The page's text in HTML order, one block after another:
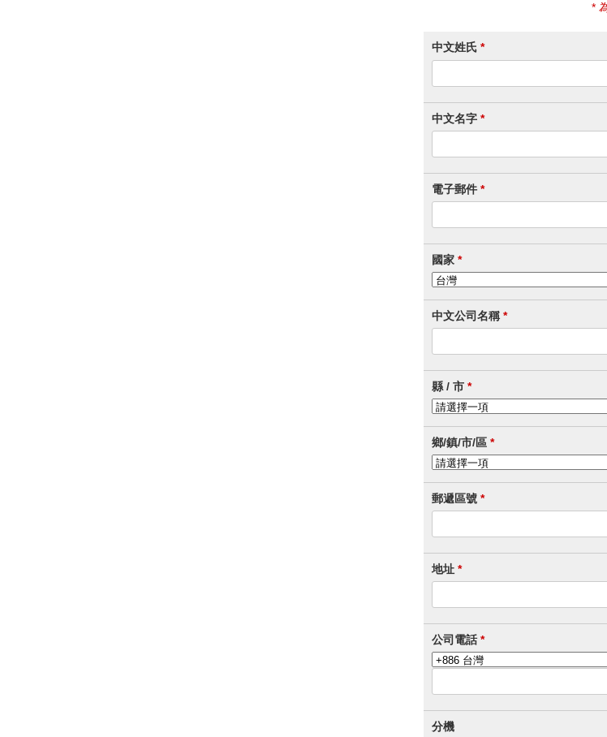
*
中文姓氏 *
中文名字 *
電子郵件 *
國家 *
中文公司名稱 *
縣 / 市 *
鄉/鎮/市/區 *
郵遞區號 *
地址 *
公司電話 *
分機